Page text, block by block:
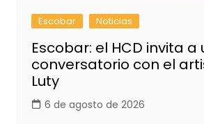
Escobar Noticias
Escobar: el HCD invita a
conversatorio con el
Luty
6 de agosto de 2026